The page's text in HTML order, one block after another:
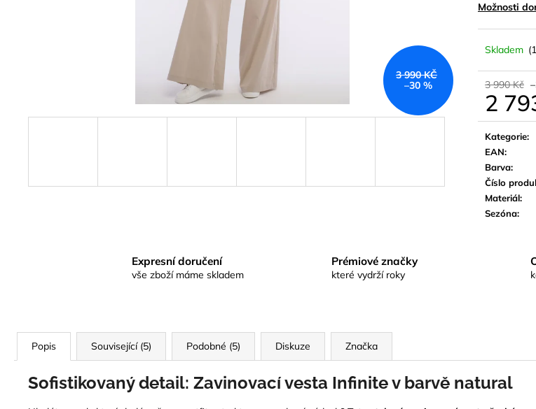
Možnosti
Skladem
3 990 Kč
2
Měrná
cena:
Kategorie:
EAN:
Barva:
Číslo
Materiál:
Sezóna:
3 990 KČ
–30 %
Expresní doručení
vše zboží máme skladem
Prémiové značky
které vydrží roky
Popis Související (5) Podobné (5) Diskuze Značka
Sofistikovaný detail: Zavinovací vesta Infinite v barvě natural